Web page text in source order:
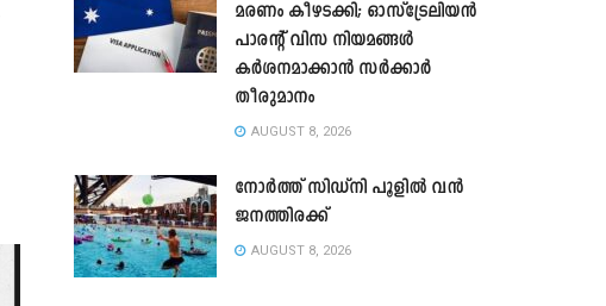
മരണം കീഴടക്കി; ഓസ്‌ട്രേലിയൻ
പാരന്റ് വിസ നിയമങ്ങൾ
കർശനമാക്കാൻ സർക്കാർ
തീരുമാനം
AUGUST 8, 2026
നോർത്ത് സിഡ്നി പൂളിൽ വൻ
ജനത്തിരക്ക്
AUGUST 8, 2026